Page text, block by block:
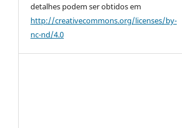
detalhes podem ser obtidos em
http://creativecommons.org/licenses/by-
nc-nd/4.0